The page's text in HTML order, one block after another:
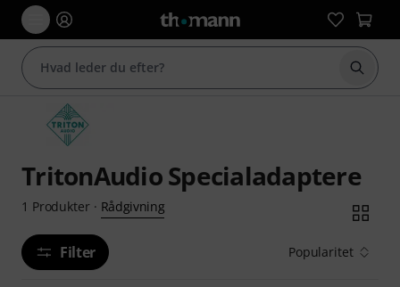
Start
TritonAudio Specialadaptere
1 Produkter· Rådgivning
Filter Popularitet